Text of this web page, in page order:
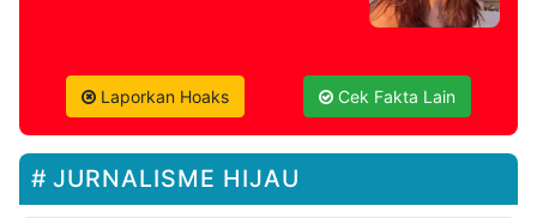
Laporkan Hoaks Cek Fakta Lain
JURNALISME HIJAU